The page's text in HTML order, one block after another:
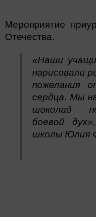
Мероприятие
Отечества.
«Наши
нарисовали
пожелания
сердца. Мы
шоколад
боевой
школы Юлия